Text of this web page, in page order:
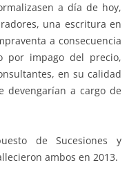
a día de hoy,
una escritura en
a consecuencia
por impago del precio,
en su calidad
devengarían a cargo de
de Sucesiones y
ambos en 2013.